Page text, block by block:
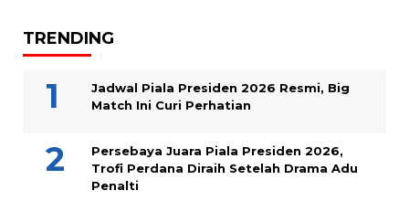
TRENDING
Jadwal Piala Presiden 2026 Resmi, Big
Match Ini Curi Perhatian
Persebaya Juara Piala Presiden 2026,
Trofi Perdana Diraih Setelah Drama Adu
Penalti